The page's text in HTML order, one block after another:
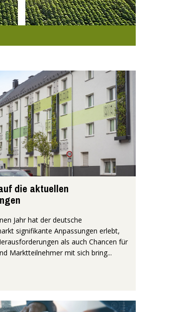
die aktuellen
Jahr hat der deutsche
signifikante Anpassungen erlebt,
als auch Chancen für
Marktteilnehmer mit sich bring...